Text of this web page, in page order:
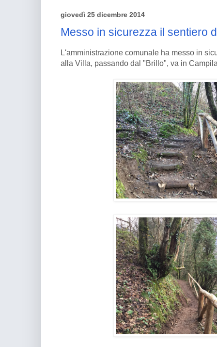
giovedì 25 dicembre 2014
Messo in sicurezza il sentiero
L'amministrazione comunale ha messo in
alla Villa, passando dal "Brillo", va in